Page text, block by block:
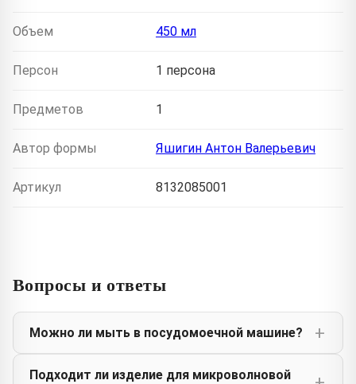
Объем 450 мл
Персон 1 персона
Предметов 1
Автор формы Яшигин Антон Валерьевич
Артикул 8132085001
Вопросы и ответы
Можно ли мыть в посудомоечной машине?
Подходит ли изделие для микроволновой